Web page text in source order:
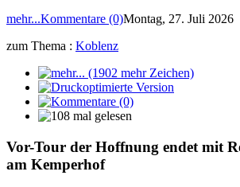
mehr...Kommentare (0)Montag, 27. Juli 2026
zum Thema : Koblenz
Vor-Tour der Hoffnung endet mit
am Kemperhof